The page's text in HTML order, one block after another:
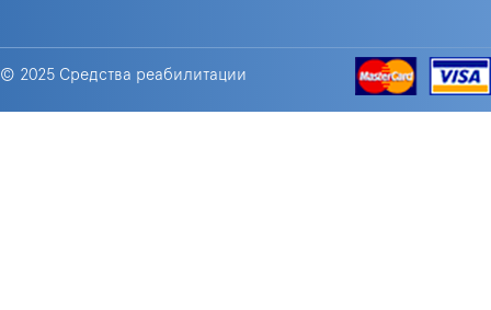
© 2025 Средства реабилитации